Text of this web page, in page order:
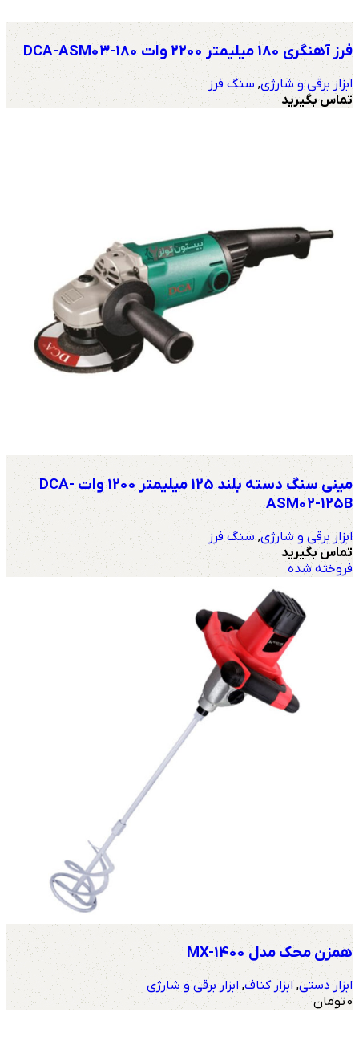
فرز آهنگری 180 میلیمتر 2200 وات DCA-ASM03-180
ابزار برقی و شارژی, سنگ فرز
تماس بگیرید
مینی سنگ دسته بلند 125 میلیمتر 1200 وات DCA-
ASM02-125B
ابزار برقی و شارژی,سنگ فرز
تماس بگیرید
فروخته شده
همزن محک مدل MX-1400
ابزار دستی,ابزار کناف, ابزار برقی و شارژی
0تومان